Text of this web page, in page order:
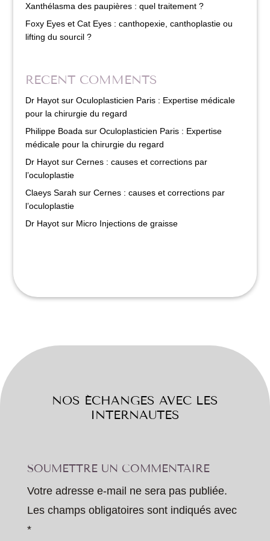
Xanthélasma des paupières : quel traitement ?
Foxy Eyes et Cat Eyes : canthopexie, canthoplastie ou
lifting du sourcil ?
RECENT COMMENTS
Dr Hayot surOculoplasticien Paris : Expertise médicale
pour la chirurgie du regard
Philippe Boada surOculoplasticien Paris : Expertise
médicale pour la chirurgie du regard
Dr Hayot surCernes : causes et corrections par
l’oculoplastie
Claeys Sarah surCernes : causes et corrections par
l’oculoplastie
Dr Hayot sur Micro Injections de graisse
NOS ÉCHANGES AVEC LES
INTERNAUTES
SOUMETTRE UN COMMENTAIRE
Votre adresse e-mail ne sera pas publiée.
Les champs obligatoires sont indiqués avec
*